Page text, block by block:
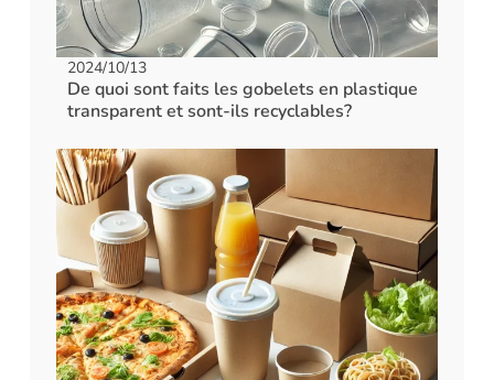
2024/10/13
De quoi sont faits les gobelets en plastique
transparent et sont-ils recyclables?